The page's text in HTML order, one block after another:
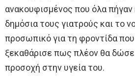
ανακουφισμένος που όλα
δημόσια τους γιατρούς και το
προσωπικό για τη φροντίδα
ξεκαθάρισε πως πλέον θα
προσοχή στην υγεία του.